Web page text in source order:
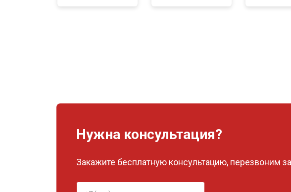
Нужна консультация?
Закажите бесплатную консультацию, перезвоним